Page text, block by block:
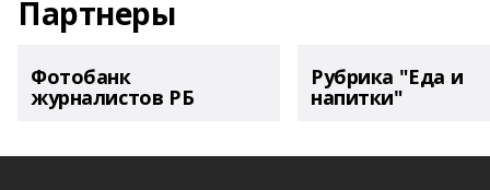
Партнеры
Фотобанк
журналистов РБ
Рубрика "Еда и
напитки"